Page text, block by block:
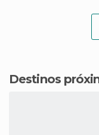
Destinos